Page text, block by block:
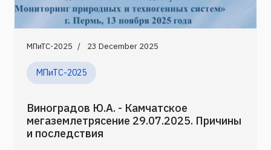
МПиТС-2025 23 December 2025
МПиТС-2025
Виноградов Ю.А. - Камчатское
мегаземлетрясение 29.07.2025. Причины
и последствия